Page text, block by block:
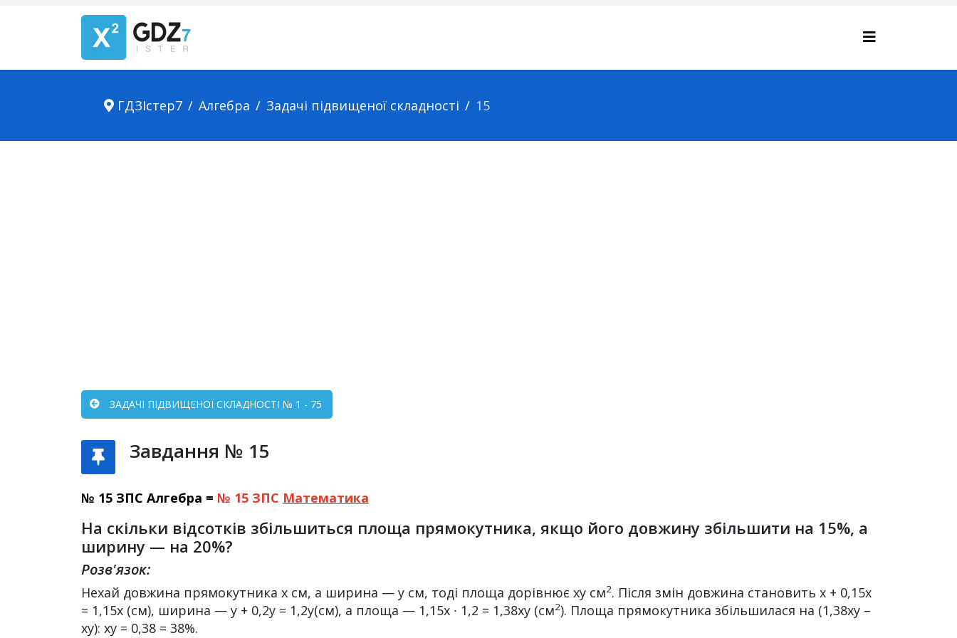
ГДЗІстер7 Алгебра Задачі підвищеної складності 15
ЗАДАЧІ ПІДВИЩЕНОЇ СКЛАДНОСТІ № 1 - 75
Завдання № 15
№ 15 ЗПС Алгебра = № 15 ЗПС Математика
На скільки відсотків збільшиться площа прямокутника, якщо його довжину збільшити на 15%, а
ширину — на 20%?
Розв'язок:
Нехай довжина прямокутника х см, а ширина — y см, тоді площа дорівнює ху см2. Після змін довжина становить х + 0,15х
= 1,15х (см), ширина — y + 0,2y = 1,2y(см), а площа — 1,15х ∙ 1,2 = 1,38xy (см2). Площа прямокутника збільшилася на (1,38хy –
хy): ху = 0,38 = 38%.